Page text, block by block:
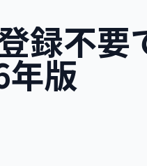
録不要
年版